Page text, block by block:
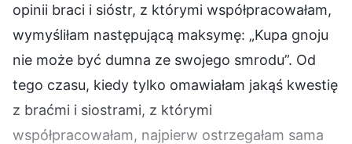
opinii braci i sióstr, z którymi współpracowałam,
wymyśliłam następującą maksymę: „Kupa gnoju
nie może być dumna ze swojego smrodu”. Od
tego czasu, kiedy tylko omawiałam jakąś kwestię
z braćmi i siostrami, z którymi
współpracowałam, najpierw ostrzegałam sama